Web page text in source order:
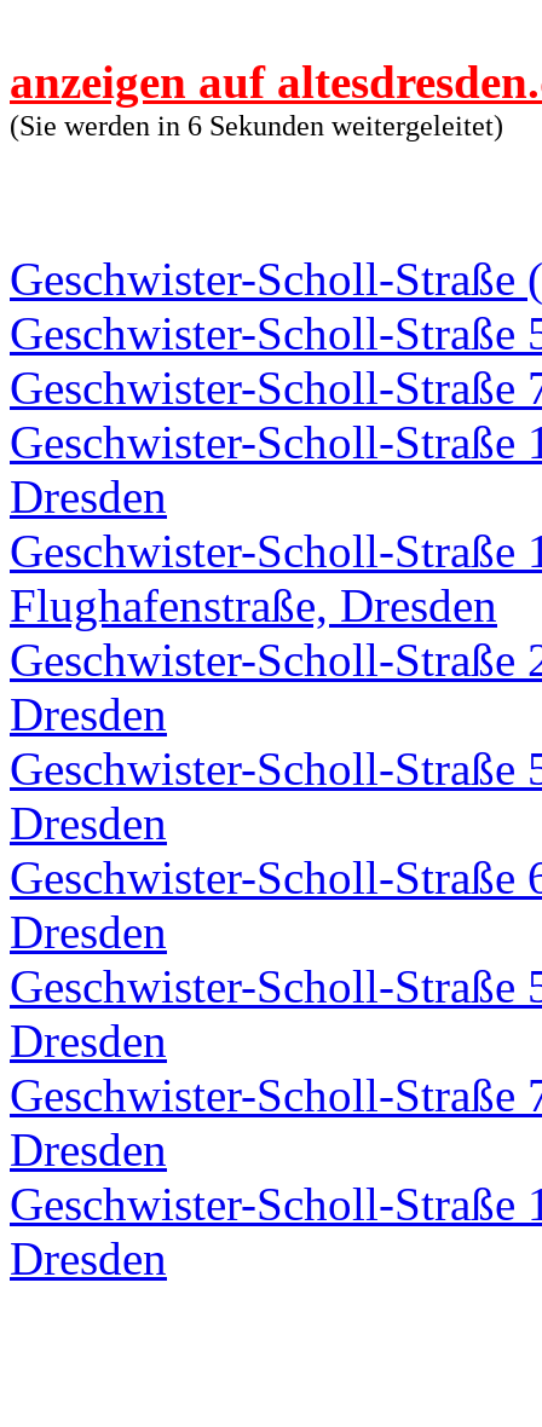
anzeigen auf
(Sie werden in 6 Sekunden weitergeleitet)
Geschwister-Scholl-Straße
Geschwister-Scholl-Straße
Geschwister-Scholl-Straße
Geschwister-Scholl-Straße
Dresden
Geschwister-Scholl-Straße
Flughafenstraße, Dresden
Geschwister-Scholl-Straße
Dresden
Geschwister-Scholl-Straße
Dresden
Geschwister-Scholl-Straße
Dresden
Geschwister-Scholl-Straße
Dresden
Geschwister-Scholl-Straße
Dresden
Geschwister-Scholl-Straße
Dresden